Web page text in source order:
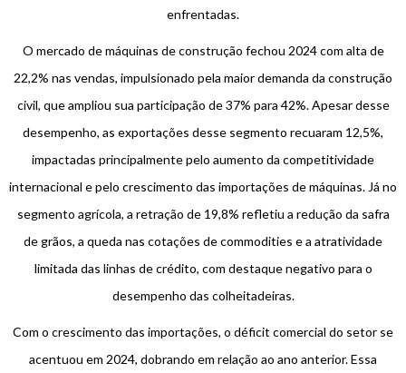
enfrentadas.
O mercado de máquinas de construção fechou 2024 com alta de
22,2% nas vendas, impulsionado pela maior demanda da construção
civil, que ampliou sua participação de 37% para 42%. Apesar desse
desempenho, as exportações desse segmento recuaram 12,5%,
impactadas principalmente pelo aumento da competitividade
internacional e pelo crescimento das importações de máquinas. Já no
segmento agrícola, a retração de 19,8% refletiu a redução da safra
de grãos, a queda nas cotações de commodities e a atratividade
limitada das linhas de crédito, com destaque negativo para o
desempenho das colheitadeiras.
Com o crescimento das importações, o déficit comercial do setor se
acentuou em 2024, dobrando em relação ao ano anterior. Essa